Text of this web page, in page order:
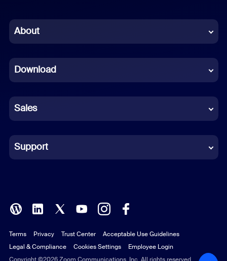
Chinese (Simplified)
French
German
Indonesian
Italian
Polish
Portuguese (Brazil)
About
Download
Sales
Support
Copyright ©2026 Zoom Communications, Inc. All rights reserved.
Terms Privacy Trust Center
Acceptable Use Guidelines
Legal & Compliance
Cookies Settings Employee Login